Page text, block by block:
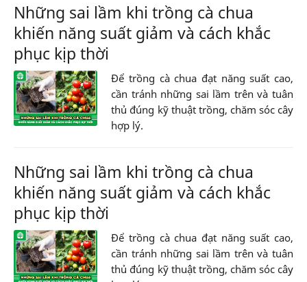
Những sai lầm khi trồng cà chua
khiến năng suất giảm và cách khắc
phục kịp thời
Để trồng cà chua đạt năng suất cao,
cần tránh những sai lầm trên và tuân
thủ đúng kỹ thuật trồng, chăm sóc cây
hợp lý.
Những sai lầm khi trồng cà chua
khiến năng suất giảm và cách khắc
phục kịp thời
Để trồng cà chua đạt năng suất cao,
cần tránh những sai lầm trên và tuân
thủ đúng kỹ thuật trồng, chăm sóc cây